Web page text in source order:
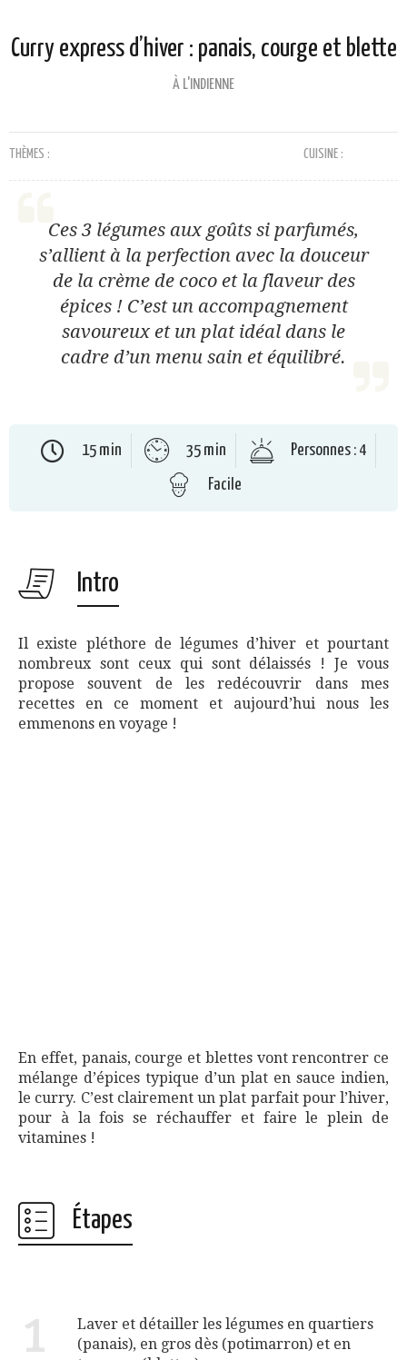
Curry express d’hiver : panais, courge et blette
À L'INDIENNE
THÈMES : CUISINE :
Ces 3 légumes aux goûts si parfumés,
s’allient à la perfection avec la douceur
de la crème de coco et la flaveur des
épices ! C’est un accompagnement
savoureux et un plat idéal dans le
cadre d’un menu sain et équilibré.
15 min 35 min
Personnes : 4
Facile
Intro
Il existe pléthore de légumes d’hiver et pourtant
nombreux sont ceux qui sont délaissés ! Je vous
propose souvent de les redécouvrir dans mes
recettes en ce moment et aujourd’hui nous les
emmenons en voyage !
En effet, panais, courge et blettes vont rencontrer ce
mélange d’épices typique d’un plat en sauce indien,
le curry. C’est clairement un plat parfait pour l’hiver,
pour à la fois se réchauffer et faire le plein de
vitamines !
Étapes
1
Laver et détailler les légumes en quartiers
(panais), en gros dès (potimarron) et en